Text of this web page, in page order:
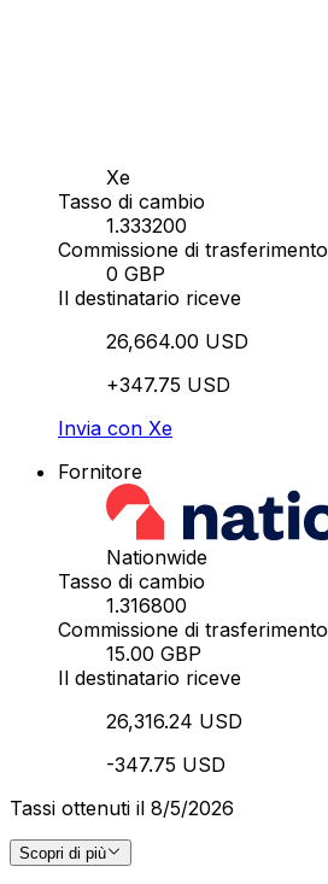
Xe
Tasso di cambio
1.333200
Commissione di trasferimento
0 GBP
Il destinatario riceve
26,664.00 USD
+347.75 USD
Invia con Xe
Fornitore
Nationwide
Tasso di cambio
1.316800
Commissione di trasferimento
15.00 GBP
Il destinatario riceve
26,316.24 USD
-347.75 USD
Tassi ottenuti il 8/5/2026
Scopri di più